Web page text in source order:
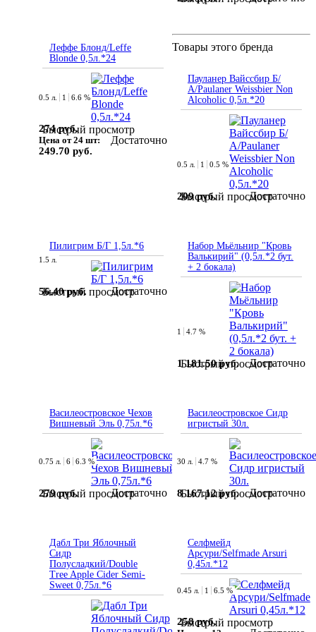
Леффе Блонд/Leffe
Blonde 0,5л.*24
Быстрый просмотр
0.5 л. 1 6.6 %
274 руб.
Цена от 24 шт:
249.70 руб.
Достаточно
Товары этого бренда
Пауланер Вайссбир Б/
А/Paulaner Weissbier Non
Alcoholic 0,5л.*20
Быстрый просмотр
0.5 л. 1 0.5 %
209 руб. Достаточно
Пилигрим Б/Г 1,5л.*6
Быстрый просмотр
1.5 л.
56.40 руб. Достаточно
Набор Мьёльнир "Кровь
Валькирий" (0,5л.*2 бут.
+ 2 бокала)
Быстрый просмотр
1 4.7 %
1 181.50 руб. Достаточно
Василеостровское Чехов
Вишневый Эль 0,75л.*6
Быстрый просмотр
0.75 л. 6 6.3 %
279 руб. Достаточно
Василеостровское Сидр
игристый 30л.
Быстрый просмотр
30 л. 4.7 %
8 167.12 руб. Достаточно
Дабл Три Яблочный
Сидр
Полусладкий/Double
Tree Apple Cider Semi-
Sweet 0,75л.*6
Селфмейд
Арсури/Selfmade Arsuri
0,45л.*12
Быстрый просмотр
0.45 л. 1 6.5 %
258 руб.